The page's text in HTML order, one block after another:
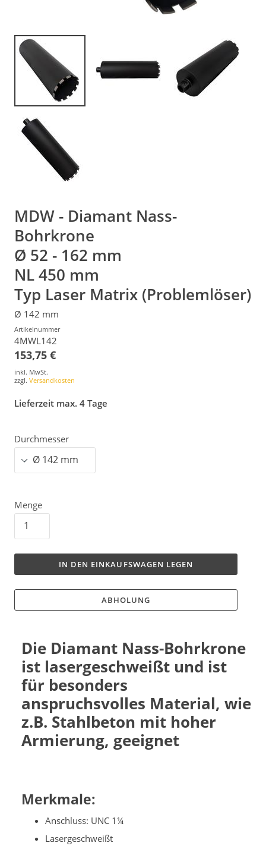
MDW - Diamant Nass-
Bohrkrone
Ø 52 - 162 mm
NL 450 mm
Typ Laser Matrix (Problemlöser)
Ø 142 mm
Artikelnummer
4MWL142
153,75 €
inkl. MwSt.
zzgl. Versandkosten
Lieferzeit max. 4 Tage
Durchmesser
Menge
IN DEN EINKAUFSWAGEN LEGEN
ABHOLUNG
Die Diamant Nass-Bohrkrone
ist lasergeschweißt und ist
für besonders
anspruchsvolles Material, wie
z.B. Stahlbeton mit hoher
Armierung, geeignet
Merkmale:
Anschluss: UNC 1¼
Lasergeschweißt